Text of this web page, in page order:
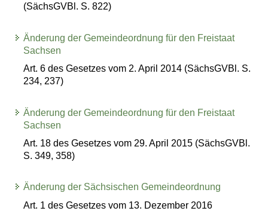
(SächsGVBl. S. 822)
Änderung der Gemeindeordnung für den Freistaat
Sachsen
Art. 6 des Gesetzes vom 2. April 2014 (SächsGVBl. S.
234, 237)
Änderung der Gemeindeordnung für den Freistaat
Sachsen
Art. 18 des Gesetzes vom 29. April 2015 (SächsGVBl.
S. 349, 358)
Änderung der Sächsischen Gemeindeordnung
Art. 1 des Gesetzes vom 13. Dezember 2016